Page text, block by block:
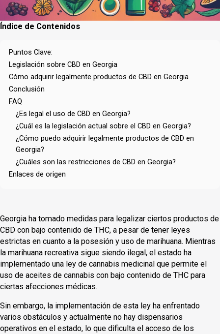
Índice de Contenidos
Puntos Clave:
Legislación sobre CBD en Georgia
Cómo adquirir legalmente productos de CBD en Georgia
Conclusión
FAQ
¿Es legal el uso de CBD en Georgia?
¿Cuál es la legislación actual sobre el CBD en Georgia?
¿Cómo puedo adquirir legalmente productos de CBD en
Georgia?
¿Cuáles son las restricciones de CBD en Georgia?
Enlaces de origen
Georgia ha tomado medidas para legalizar ciertos productos de
CBD con bajo contenido de THC, a pesar de tener leyes
estrictas en cuanto a la posesión y uso de marihuana. Mientras
la marihuana recreativa sigue siendo ilegal, el estado ha
implementado una ley de cannabis medicinal que permite el
uso de aceites de cannabis con bajo contenido de THC para
ciertas afecciones médicas.
Sin embargo, la implementación de esta ley ha enfrentado
varios obstáculos y actualmente no hay dispensarios
operativos en el estado, lo que dificulta el acceso de los